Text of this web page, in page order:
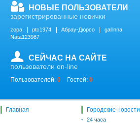
НОВЫЕ ПОЛЬЗОВАТЕЛИ
зарегистрированные новички
zopa ptc1974 Абрау-Дюрсо
gallinna
Nata123987
СЕЙЧАС НА САЙТЕ
пользователи on-line
Пользователей: 0 Гостей: 0
Главная Городские новости
24 часа